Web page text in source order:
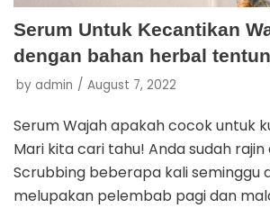
Serum Untuk Kecantikan
dengan bahan herbal
by admin August 7, 2022
Serum Wajah apakah cocok untuk
Mari kita cari tahu! Anda sudah rajin
Scrubbing beberapa kali seminggu
melupakan pelembab pagi dan